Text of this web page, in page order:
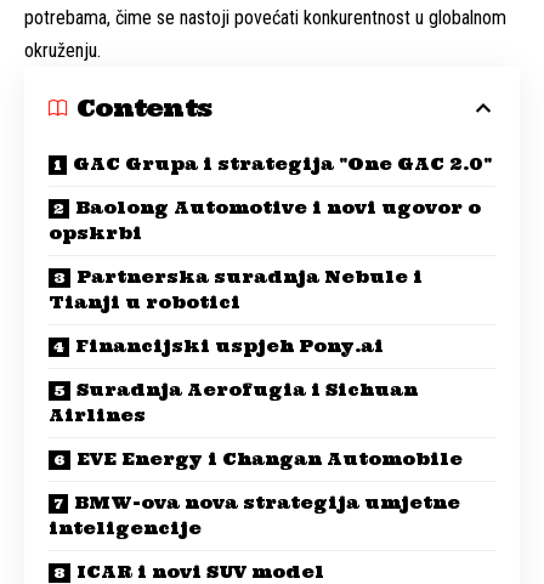
potrebama, čime se nastoji povećati konkurentnost u globalnom
okruženju.
Contents
GAC Grupa i strategija "One GAC 2.0"
Baolong Automotive i novi ugovor o
opskrbi
Partnerska suradnja Nebule i
Tianji u robotici
Financijski uspjeh Pony.ai
Suradnja Aerofugia i Sichuan
Airlines
EVE Energy i Changan Automobile
BMW-ova nova strategija umjetne
inteligencije
ICAR i novi SUV model